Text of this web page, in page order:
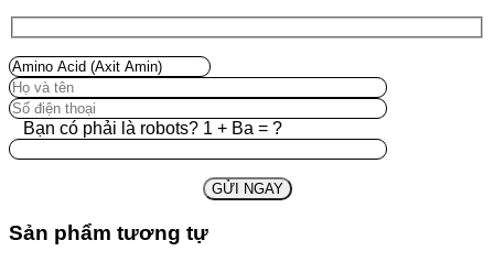
Bạn có phải là robots? 1 + Ba = ?
Sản phẩm tương tự